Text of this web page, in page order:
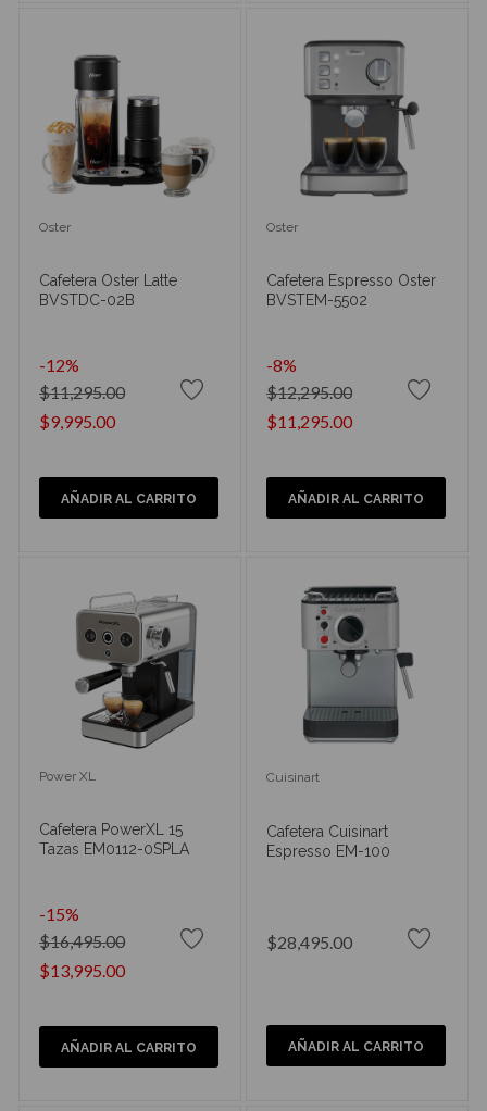
Oster
Cafetera Oster Latte
BVSTDC-02B
$9,995.00
$11,295.00
-12%
AÑADIR AL CARRITO
Oster
Cafetera Espresso Oster
BVSTEM-5502
$11,295.00
$12,295.00
-8%
AÑADIR AL CARRITO
Power XL
Cafetera PowerXL 15
Tazas EM0112-0SPLA
$13,995.00
$16,495.00
-15%
AÑADIR AL CARRITO
Cuisinart
Cafetera Cuisinart
Espresso EM-100
$28,495.00
AÑADIR AL CARRITO